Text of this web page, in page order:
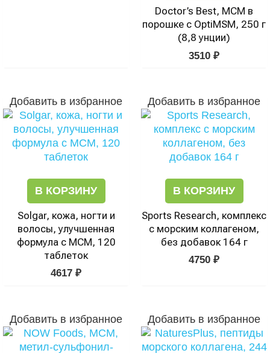
Doctor’s Best, МСМ в
порошке с OptiMSM, 250 г
(8,8 унции)
3510 ₽
Добавить в избранное
В КОРЗИНУ
Solgar, кожа, ногти и
волосы, улучшенная
формула с МСМ, 120
таблеток
4617 ₽
Добавить в избранное
В КОРЗИНУ
Sports Research, комплекс
с морским коллагеном,
без добавок 164 г
4750 ₽
Добавить в избранное Добавить в избранное